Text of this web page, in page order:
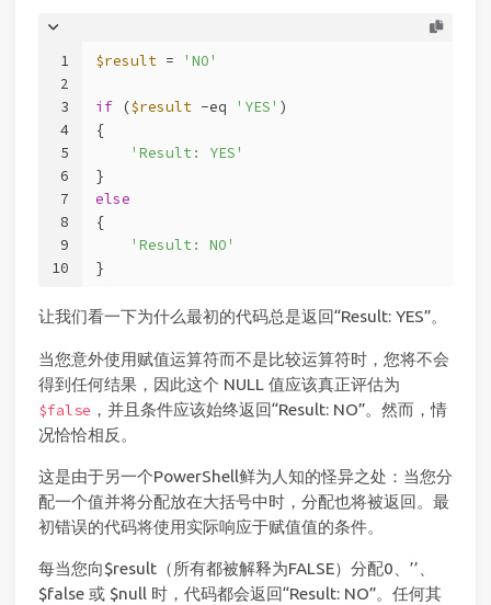
1
2
3
4
5
6
7
8
9
10
$result = 'NO'
if ($result -eq 'YES' )
{
'Result: YES'
}
else
{
'Result: NO'
}
让我们看一下为什么最初的代码总是返回“Result: YES”。
当您意外使用赋值运算符而不是比较运算符时，您将不会
得到任何结果，因此这个 NULL 值应该真正评估为
$false ，并且条件应该始终返回“Result: NO”。然而，情
况恰恰相反。
这是由于另一个PowerShell鲜为人知的怪异之处：当您分
配一个值并将分配放在大括号中时，分配也将被返回。最
初错误的代码将使用实际响应于赋值值的条件。
每当您向$result（所有都被解释为FALSE）分配0、’’、
$false 或 $null 时，代码都会返回“Result: NO”。任何其